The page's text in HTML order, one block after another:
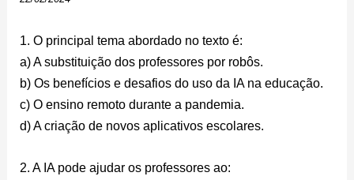
1. O principal tema abordado no texto é:
a) A substituição dos professores por robôs.
b) Os benefícios e desafios do uso da IA na educação.
c) O ensino remoto durante a pandemia.
d) A criação de novos aplicativos escolares.
2. A IA pode ajudar os professores ao: